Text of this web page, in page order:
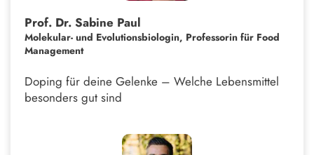
Prof. Dr. Sabine Paul
Molekular- und Evolutionsbiologin, Professorin für Food
Management
Doping für deine Gelenke – Welche Lebensmittel
besonders gut sind